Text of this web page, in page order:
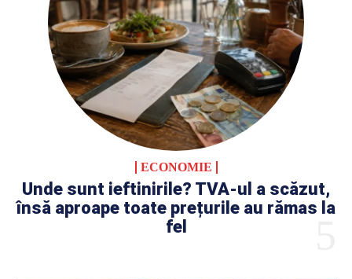
ECONOMIE
Unde sunt ieftinirile? TVA-ul a scăzut,
însă aproape toate prețurile au rămas la
fel